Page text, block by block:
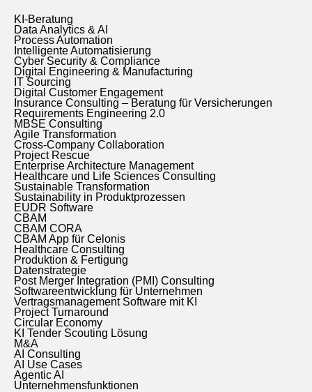
KI-Beratung
Data Analytics & AI
Process Automation
Intelligente Automatisierung
Cyber Security & Compliance
Digital Engineering & Manufacturing
IT Sourcing
Digital Customer Engagement
Insurance Consulting – Beratung für Versicherungen
Requirements Engineering 2.0
MBSE Consulting
Agile Transformation
Cross-Company Collaboration
Project Rescue
Enterprise Architecture Management
Healthcare und Life Sciences Consulting
Sustainable Transformation
Sustainability in Produktprozessen
EUDR Software
CBAM
CBAM CORA
CBAM App für Celonis
Healthcare Consulting
Produktion & Fertigung
Datenstrategie
Post Merger Integration (PMI) Consulting
Softwareentwicklung für Unternehmen
Vertragsmanagement Software mit KI
Project Turnaround
Circular Economy
KI Tender Scouting Lösung
M&A
AI Consulting
AI Use Cases
Agentic AI
Unternehmensfunktionen